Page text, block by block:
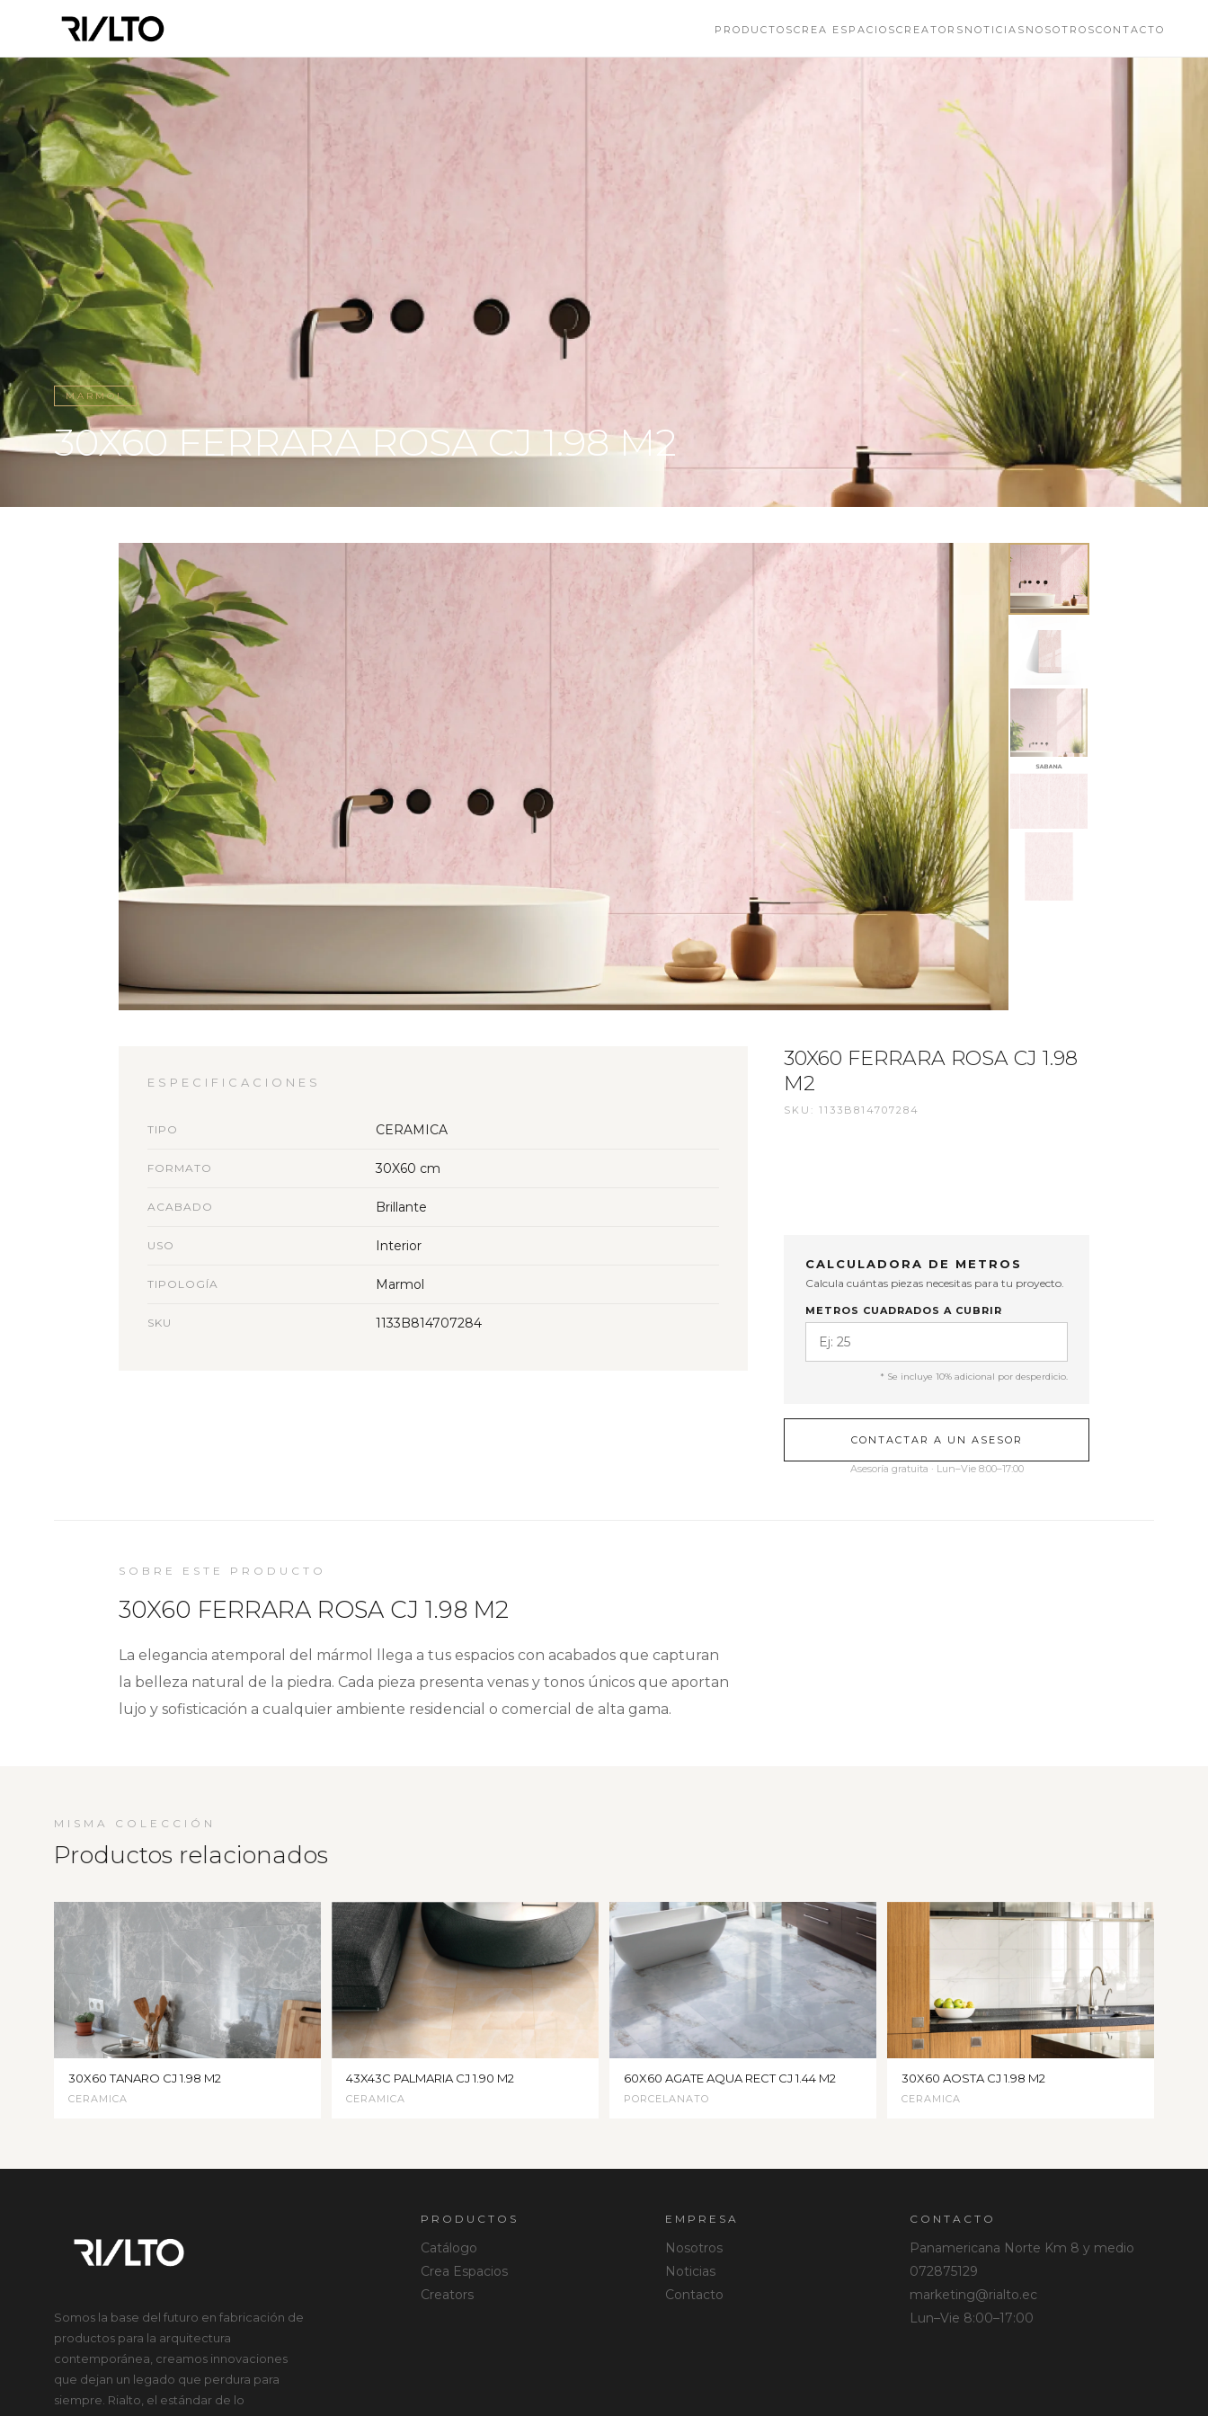
PRODUCTOSCREA ESPACIOSCREATORS NOTICIAS NOSOTROSCONTACTO
MARMOL
30X60 FERRARA ROSA CJ 1.98 M2
ESPECIFICACIONES
TIPO CERAMICA
FORMATO 30X60 cm
ACABADO Brillante
USO Interior
TIPOLOGÍA Marmol
SKU 1133B814707284
30X60 FERRARA ROSA CJ 1.98
M2
SKU: 1133B814707284
CALCULADORA DE METROS
Calcula cuántas piezas necesitas para tu proyecto.
METROS CUADRADOS A CUBRIR
* Se incluye 10% adicional por desperdicio.
CONTACTAR A UN ASESOR
Asesoría gratuita · Lun–Vie 8:00–17:00
SOBRE ESTE PRODUCTO
30X60 FERRARA ROSA CJ 1.98 M2
La elegancia atemporal del mármol llega a tus espacios con acabados que capturan
la belleza natural de la piedra. Cada pieza presenta venas y tonos únicos que aportan
lujo y sofisticación a cualquier ambiente residencial o comercial de alta gama.
MISMA COLECCIÓN
Productos relacionados
30X60 TANARO CJ 1.98 M2
CERAMICA
43X43C PALMARIA CJ 1.90 M2
CERAMICA
60X60 AGATE AQUA RECT CJ 1.44 M2
PORCELANATO
30X60 AOSTA CJ 1.98 M2
CERAMICA
Somos la base del futuro en fabricación de
productos para la arquitectura
contemporánea, creamos innovaciones
que dejan un legado que perdura para
siempre. Rialto, el estándar de lo
PRODUCTOS
Catálogo
Crea Espacios
Creators
EMPRESA
Nosotros
Noticias
Contacto
CONTACTO
Panamericana Norte Km 8 y medio
072875129
marketing@rialto.ec
Lun–Vie 8:00–17:00